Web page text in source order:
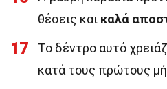
θέσεις και καλά
17 Το δέντρο αυτό
κατά τους πρώτους